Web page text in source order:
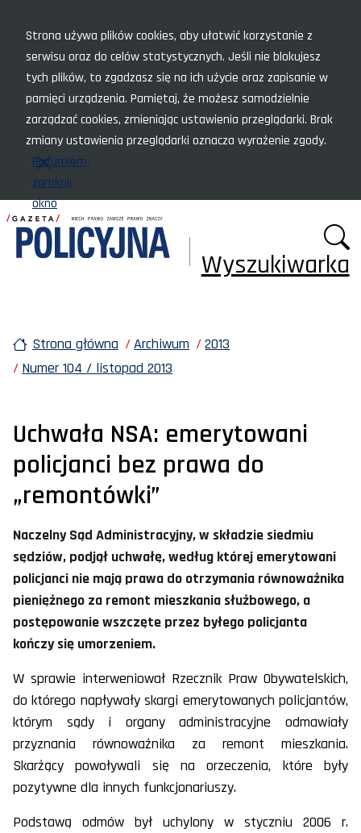
Strona używa plików cookies, aby ułatwić korzystanie z
serwisu oraz do celów statystycznych. Jeśli nie blokujesz
tych plików, to zgadzasz się na ich użycie oraz zapisanie w
pamięci urządzenia. Pamiętaj, że możesz samodzielnie
zarządzać cookies, zmieniając ustawienia przeglądarki. Brak
zmiany ustawienia przeglądarki oznacza wyrażenie zgody.
Rozumiem,
zamknij
okno
Wyszukiwarka
Strona główna Archiwum
2013
Numer 104 / listopad 2013
Uchwała NSA: emerytowani
policjanci bez prawa do
„remontówki”
Naczelny Sąd Administracyjny, w składzie siedmiu
sędziów, podjął uchwałę, według której emerytowani
policjanci nie mają prawa do otrzymania równoważnika
pieniężnego za remont mieszkania służbowego, a
postępowanie wszczęte przez byłego policjanta
kończy się umorzeniem.
W sprawie interweniował Rzecznik Praw Obywatelskich,
do którego napływały skargi emerytowanych policjantów,
którym sądy i organy administracyjne odmawiały
przyznania równoważnika za remont mieszkania.
Skarżący powoływali się na orzeczenia, które były
pozytywne dla innych funkcjonariuszy.
Podstawą odmów był uchylony w styczniu 2006 r.